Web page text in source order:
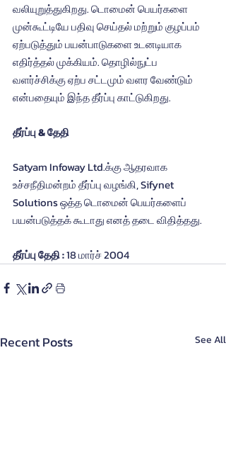
வலியுறுத்துகிறது. டொமைன் பெயர்களை
முன்கூட்டியே பதிவு செய்தல் மற்றும் குழப்பம்
ஏற்படுத்தும் பயன்பாடுகளை உடனடியாக
எதிர்த்தல் முக்கியம். தொழில்நுட்ப
வளர்ச்சிக்கு ஏற்ப சட்டமும் வளர வேண்டும்
என்பதையும் இந்த தீர்ப்பு காட்டுகிறது.
தீர்ப்பு & தேதி
Satyam Infoway Ltd.க்கு ஆதரவாக
உச்சநீதிமன்றம் தீர்ப்பு வழங்கி, Sifynet
Solutions ஒத்த டொமைன் பெயர்களைப்
பயன்படுத்தக் கூடாது எனத் தடை விதித்தது.
தீர்ப்பு தேதி : 18 மார்ச் 2004
Recent Posts See All